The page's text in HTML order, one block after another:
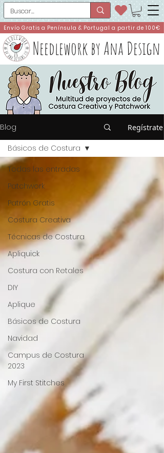
Needlework by Ana Design
Envío Gratis a Península & Portugal a partir de 100€
Blog Regístrate
Todas las entradas
Patchwork
Patrón Gratis
Costura Creativa
Técnicas de Costura
Apliquick
Costura con Retales
DIY
Aplique
Básicos de Costura
Navidad
Campus de Costura
2023
My First Stitches
Básicos de Costura